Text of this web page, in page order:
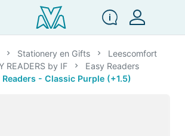
Stationery en Gifts
Leescomfort
READERS by IF
Easy Readers
Readers - Classic Purple (+1.5)